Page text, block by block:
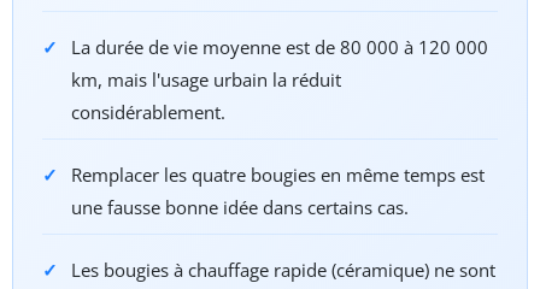
La durée de vie moyenne est de 80 000 à 120 000
km, mais l'usage urbain la réduit
considérablement.
Remplacer les quatre bougies en même temps est
une fausse bonne idée dans certains cas.
Les bougies à chauffage rapide (céramique) ne sont